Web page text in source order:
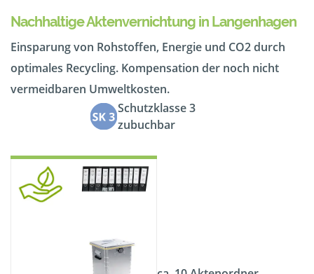
Nachhaltige Aktenvernichtung in Langenhagen
Einsparung von Rohstoffen, Energie und CO2 durch
optimales Recycling. Kompensation der noch nicht
vermeidbaren Umweltkosten.
Schutzklasse 3
zubuchbar